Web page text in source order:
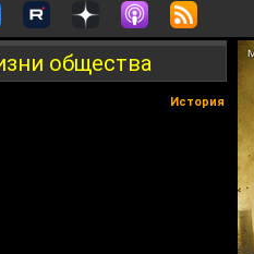
общества
История